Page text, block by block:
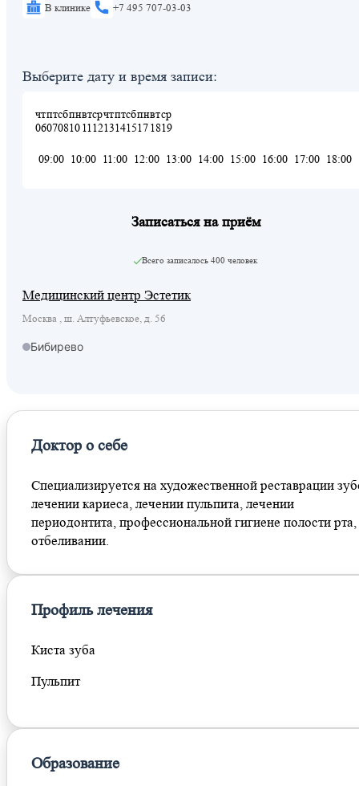
В клинике +7 495 707-03-03
Выберите дату и время записи:
чт
06
пт
07
сб
08
пн
10
вт
11
ср
12
чт
13
пт
14
сб
15
пн
17
вт
18
ср
19
09:00 10:00 11:00 12:00 13:00 14:00 15:00 16:00 17:00 18:00
Записаться на приём
Всего записалось 400 человек
Медицинский центр Эстетик
Москва , ш. Алтуфьевское, д. 56
Бибирево
Доктор о себе
Специализируется на художественной реставрации
лечении кариеса, лечении пульпита, лечении
периодонтита, профессиональной гигиене полости рта,
отбеливании.
Профиль лечения
Киста зуба
Пульпит
Образование